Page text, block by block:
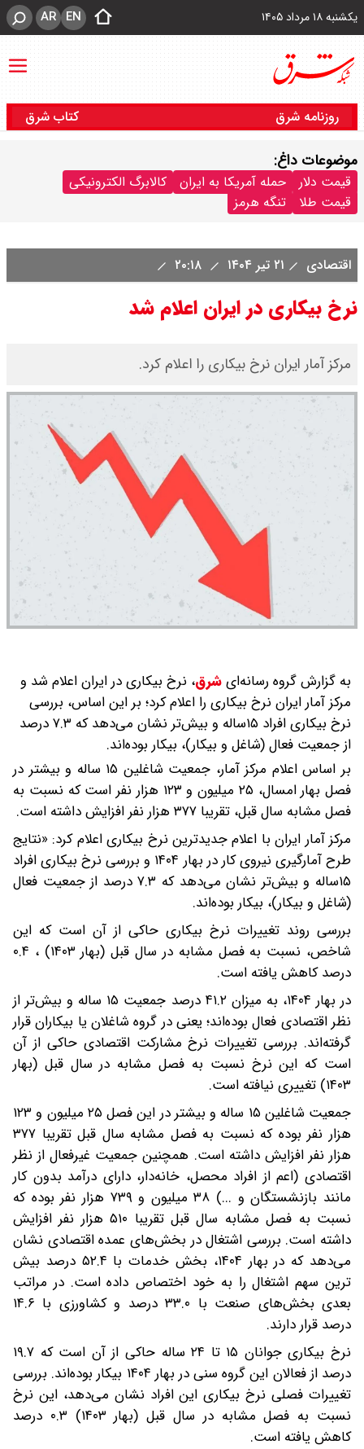
یکشنبه ۱۸ مرداد ۱۴۰۵ EN
AR
روزنامه شرق کتاب شرق
موضوعات داغ:
قیمت دلار حمله آمریکا به ایران
کالابرگ الکترونیکی
قیمت طلا
تنگه هرمز
اقتصادی ۲۱ تیر ۱۴۰۴
نرخ بیکاری در ایران اعلام شد
مرکز آمار ایران نرخ بیکاری را اعلام کرد.
به گزارش گروه رسانه‌ایشرق، نرخ بیکاری در ایران اعلام شد و
مرکز آمار ایران نرخ بیکاری را اعلام کرد؛ بر این اساس، بررسی
نرخ بیکاری افراد ۱۵ساله و بیش‌تر نشان می‌دهد که ۷.۳ درصد
از جمعیت فعال (شاغل و بیکار)، بیکار بوده‌اند.
بر اساس اعلام مرکز آمار، جمعیت شاغلین ۱۵ ساله و بیشتر در
فصل بهار امسال، ۲۵ میلیون و ۱۲۳ هزار نفر است که نسبت به
فصل مشابه سال قبل، تقریبا ۳۷۷ هزار نفر افزایش داشته است.
مرکز آمار ایران با اعلام جدیدترین نرخ بیکاری اعلام کرد: «نتایج
طرح آمارگیری نیروی‌ کار در بهار ۱۴۰۴ و بررسی نرخ بیکاری افراد
۱۵ساله و بیش‌تر نشان می‌دهد که ۷.۳ درصد از جمعیت فعال
(شاغل و بیکار)، بیکار بوده‌اند.
بررسی روند تغییرات نرخ بیکاری حاکی از آن است که این
شاخص، نسبت به فصل مشابه در سال قبل (بهار ۱۴۰۳) ، ۰.۴
درصد کاهش یافته است.
در بهار ۱۴۰۴، به میزان ۴۱.۲ درصد جمعیت ۱۵ ساله و بیش‌تر از
نظر اقتصادی فعال بوده‌اند؛ یعنی در گروه شاغلان یا بیکاران قرار
گرفته‌اند. بررسی تغییرات نرخ مشارکت اقتصادی حاکی از آن
است که این نرخ نسبت به فصل مشابه در سال قبل (بهار
۱۴۰۳) تغییری نیافته است.
جمعیت شاغلین ۱۵ ساله و بیشتر در این فصل ۲۵ میلیون و ۱۲۳
هزار نفر بوده که نسبت به فصل مشابه سال قبل تقریبا ۳۷۷
هزار نفر افزایش داشته است. همچنین جمعیت غیرفعال از نظر
اقتصادی (اعم از افراد محصل، خانه‌دار، دارای درآمد بدون کار
مانند بازنشستگان و ...) ۳۸ میلیون و ۷۳۹ هزار نفر بوده که
نسبت به فصل مشابه سال قبل تقریبا ۵۱۰ هزار نفر افزایش
داشته است. بررسی اشتغال در بخش‌های عمده اقتصادی نشان
می‌دهد که در بهار ۱۴۰۴، بخش خدمات با ۵۲.۴ درصد بیش­‌
ترین سهم اشتغال را به خود اختصاص داده است. در مراتب
بعدی بخش‌های صنعت با ۳۳.۰ درصد و کشاورزی با ۱۴.۶
درصد قرار دارند.
نرخ بیکاری جوانان ۱۵ تا ۲۴ ساله حاکی از آن است که ۱۹.۷
درصد از فعالان این گروه سنی در بهار ۱۴۰۴ بیکار بوده‌اند. بررسی
تغییرات فصلی نرخ بیکاری این افراد نشان می‌دهد، این نرخ
نسبت به فصل مشابه در سال قبل (بهار ۱۴۰۳) ۰.۳ درصد
کاهش یافته است.